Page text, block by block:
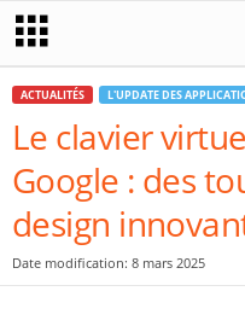
ACTUALITÉS L'UPDATE DES
Le clavier
Google : des
design
Date modification: 8 mars 2025